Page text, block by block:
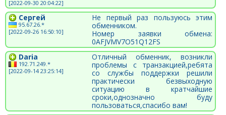
[2022-09-30 20:04:22]
Сергей
95.67.26.*
[2022-09-26 16:50:10]
Не первый раз пользуюсь этим
обменником.
Номер заявки обмена:
0AFJVMV7O51Q12FS
Daria
192.71.249.*
[2022-09-14 23:25:14]
Отличный обменник, возникли
проблемы с транзакцией,ребята
со службы поддержки решили
практически безвыходную
ситуацию в кратчайшие
сроки,однозначно буду
пользоваться,спасибо вам!